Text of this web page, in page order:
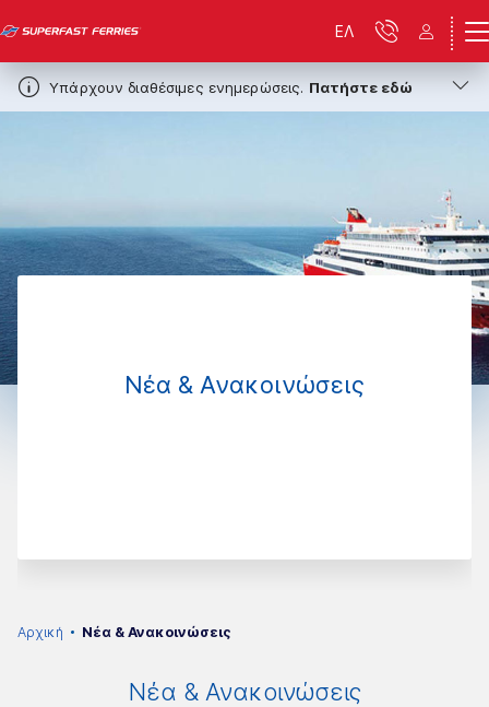
Υπάρχουν διαθέσιμες ενημερώσεις. Πατήστε εδώ
ΕΛ
Νέα & Ανακοινώσεις
Αρχική Νέα & Ανακοινώσεις
Νέα & Ανακοινώσεις